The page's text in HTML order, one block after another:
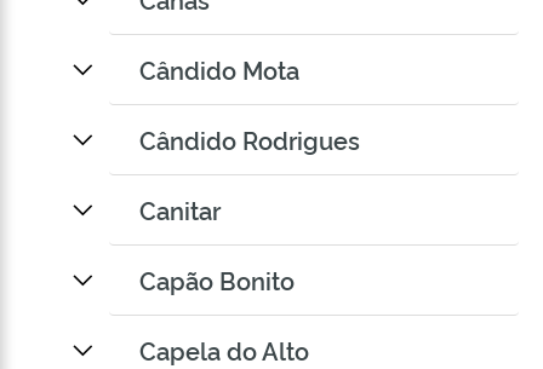
Cândido Mota
Cândido Rodrigues
Canitar
Capão Bonito
Capela do Alto